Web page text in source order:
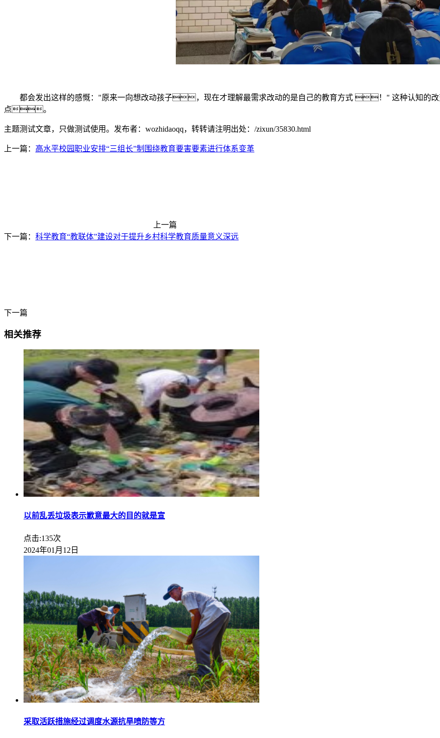
都会发出这样的感慨："原来一向想改动孩子，现在才理解最需求改动的是自己的教育方式 ！" 这种认知
点。
主题测试文章，只做测试使用。发布者：wozhidaoqq，转转请注明出处： /zixun/35830.html
上一篇： 高水平校园职业安排“三组长”制围绕教育要害要素进行体系变革
上一篇
下一篇： 科学教育“教联体”建设对于提升乡村科学教育质量意义深远
下一篇
相关推荐
以前乱丢垃圾表示歉意最大的目的就是宣
点击:135次
2024年01月12日
采取活跃措施经过调度水源抗旱喷防等方